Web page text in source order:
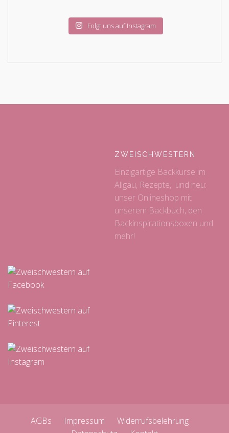
Folgt uns auf Instagram
ZWEISCHWESTERN
Einzigartige Backkurse im
Allgäu, Rezepte, und neu:
unser Onlineshop mit
unserem Backbuch, den
Backinspirationsboxen und
mehr!
AGBs Impressum
Widerrufsbelehrung